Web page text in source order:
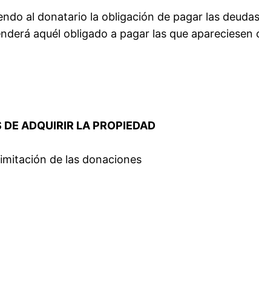
al donatario la obligación de pagar las
aquél obligado a pagar las que apareciesen
ADQUIRIR LA PROPIEDAD
de las donaciones